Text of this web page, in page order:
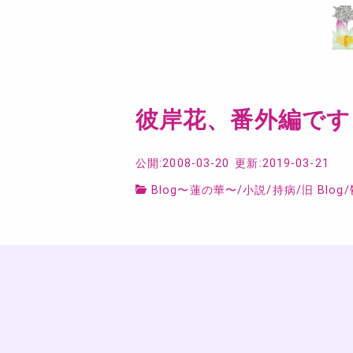
彼岸花、番外編で
公開:2008-03-20 更新:2019-03-21
Blog〜蓮の華〜/小説/持病/ 旧 Blog/